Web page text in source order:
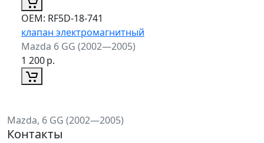
ОЕМ: RF5D-18-741
клапан электромагнитный
Mazda 6 GG (2002—2005)
1 200р.
Mazda, 6 GG (2002—2005)
Контакты